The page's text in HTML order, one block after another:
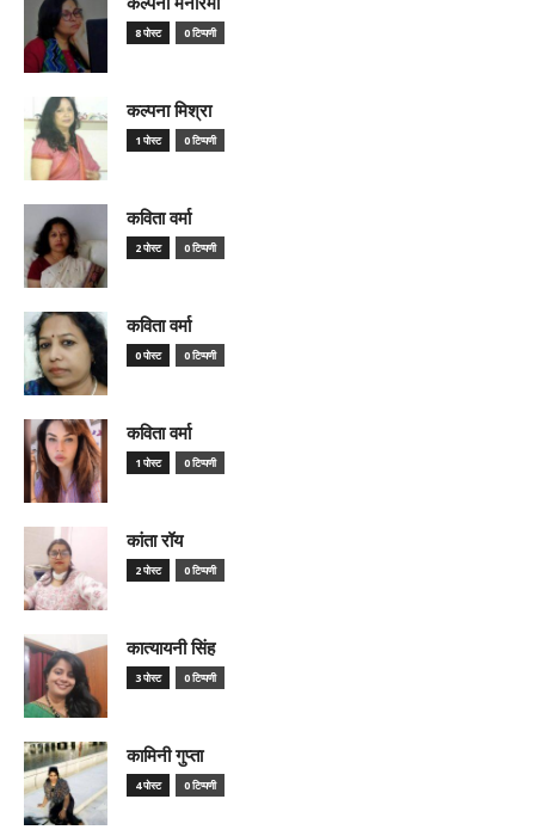
8 पोस्ट 0 टिप्पणी
कल्पना मिश्रा
1 पोस्ट 0 टिप्पणी
कविता वर्मा
2 पोस्ट 0 टिप्पणी
कविता वर्मा
0 पोस्ट 0 टिप्पणी
कविता वर्मा
1 पोस्ट 0 टिप्पणी
कांता रॉय
2 पोस्ट 0 टिप्पणी
कात्यायनी सिंह
3 पोस्ट 0 टिप्पणी
कामिनी गुप्ता
4 पोस्ट 0 टिप्पणी